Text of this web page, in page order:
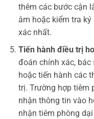
thêm các bước cận
âm hoặc kiểm tra
xác nhất.
Tiến hành điều trị
đoán chính xác, bác
hoặc tiến hành các
trị. Trường hợp tiêm
nhận thông tin vào
nhận tiêm phòng